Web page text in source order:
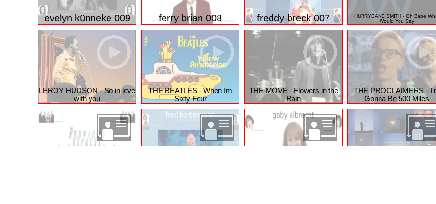
evelyn künneke 009 ferry brian 008 freddy breck 007
HURRYCANE SMITH - Oh Babe
Would You Say
LEROY HUDSON - So in love
with you
THE BEATLES - When Im
Sixty Four
THE MOVE - Flowers in the
Rain
THE PROCLAIMERS -
Gonna Be 500 Miles